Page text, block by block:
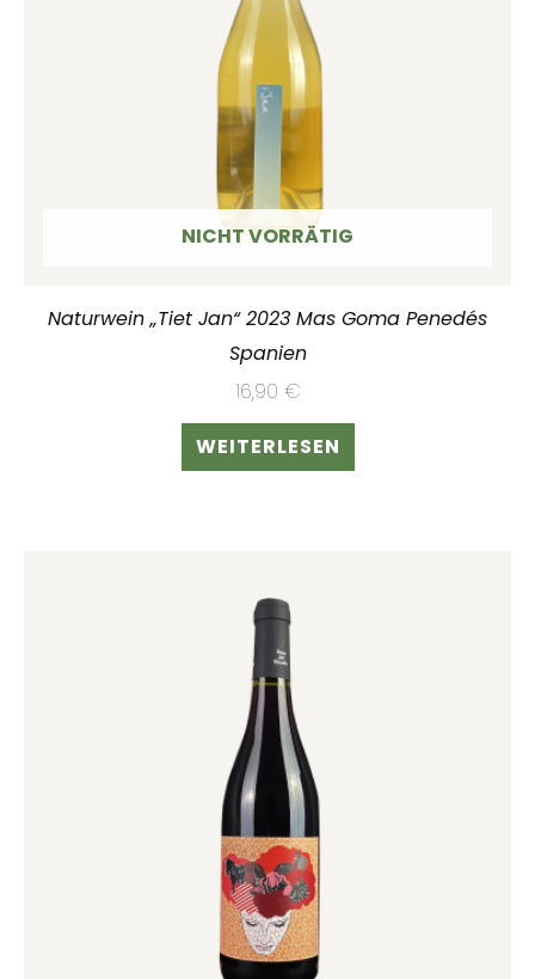
NICHT VORRÄTIG
Naturwein „Tiet Jan“ 2023 Mas Goma Penedés
Spanien
16,90 €
WEITERLESEN